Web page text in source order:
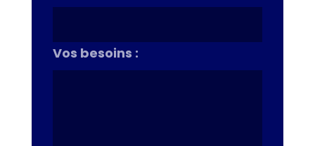
Vos besoins :